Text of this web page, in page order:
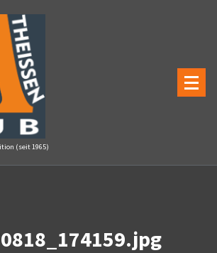
(seit 1965)